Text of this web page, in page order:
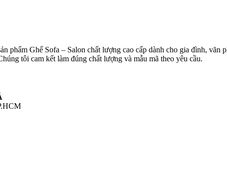
phẩm Ghế Sofa – Salon chất lượng cao cấp dành cho gia đình,
tôi cam kết làm đúng chất lượng và mẫu mã theo yêu cầu.